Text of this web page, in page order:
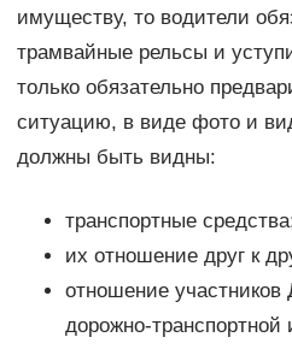
имуществу, то водители
трамвайные рельсы и
только обязательно
ситуацию, в виде фото и
должны быть видны:
транспортные
их отношение друг к
отношение
дорожно-транспортной